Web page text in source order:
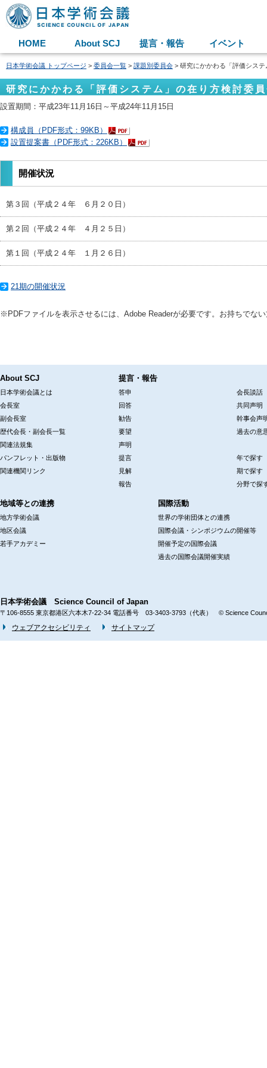
HOME About SCJ 提言・報告 イベント
日本学術会議 トップページ > 委員会一覧 > 課題別委員会 > 研究にかかわる「評価シス
研究にかかわる「評価システム」の在り方検討委
設置期間：平成23年11月16日～平成24年11月15日
構成員（PDF形式：99KB）
設置提案書（PDF形式：226KB）
開催状況
第３回（平成２４年 ６月２０日）
第２回（平成２４年 ４月２５日）
第１回（平成２４年 １月２６日）
21期の開催状況
※PDFファイルを表示させるには、Adobe Readerが必要です。お持ちでな
About SCJ
日本学術会議とは
会長室
副会長室
歴代会長・副会長一覧
関連法規集
パンフレット・出版物
関連機関リンク
提言・報告
答申
回答
勧告
要望
声明
提言
見解
報告
会長談話
共同声明
幹事会声
過去の意
年で探す
期で探す
分野で探
地域等との連携
地方学術会議
地区会議
若手アカデミー
国際活動
世界の学術団体との連携
国際会議・シンポジウムの開催等
開催予定の国際会議
過去の国際会議開催実績
日本学術会議 Science Council of Japan
〒106-8555 東京都港区六本木7-22-34 電話番号 03-3403-3793（代表） © Science
ウェブアクセシビリティ サイトマップ